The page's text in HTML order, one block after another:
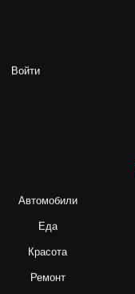
Войти
Автомобили
Еда
Красота
Ремонт